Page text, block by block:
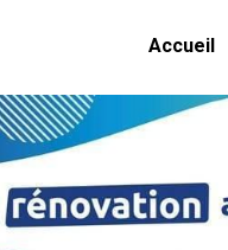
Accueil